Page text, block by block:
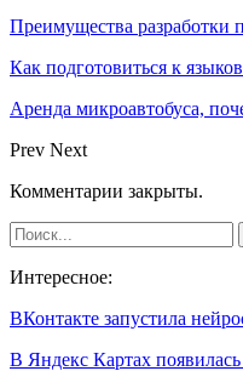
Преимущества разработки
Как подготовиться к
Аренда микроавтобуса,
Prev Next
Комментарии закрыты.
Интересное:
ВКонтакте запустила
В Яндекс Картах